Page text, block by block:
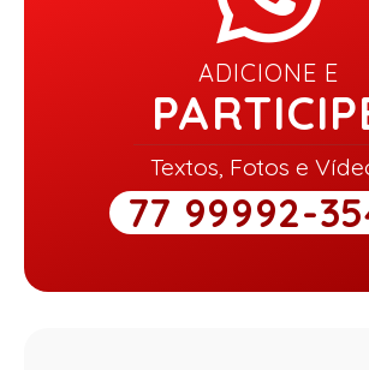
ADICIONE E
Textos, Fotos e
77 99992-